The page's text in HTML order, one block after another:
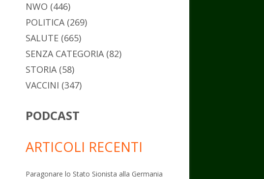
NWO (446)
POLITICA(269)
SALUTE (665)
SENZA CATEGORIA(82)
STORIA(58)
VACCINI (347)
PODCAST
ARTICOLI RECENTI
Paragonare lo Stato Sionista alla Germania